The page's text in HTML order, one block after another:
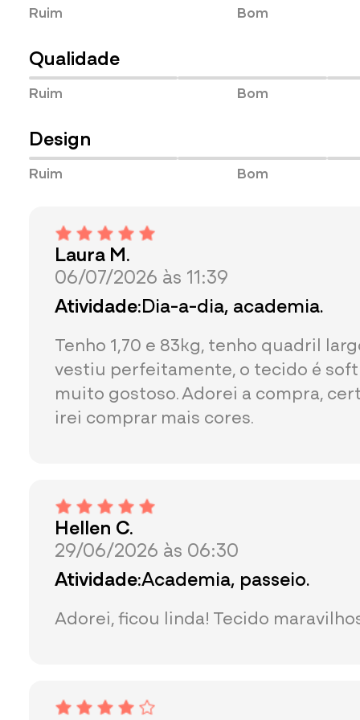
Ruim Bom
Qualidade
Ruim Bom
Design
Ruim Bom
Laura M.
06/07/2026 às 11:39
Atividade:Dia-a-dia, academia.
Tenho 1,70 e 83kg, tenho quadril
vestiu perfeitamente, o tecido é
muito gostoso. Adorei a compra,
irei comprar mais cores.
Hellen C.
29/06/2026 às 06:30
Atividade:Academia, passeio.
Adorei, ficou linda! Tecido